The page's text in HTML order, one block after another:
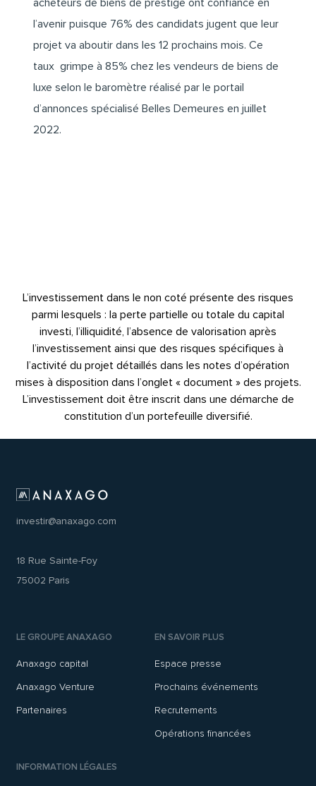
acheteurs de biens de prestige ont confiance en
l’avenir puisque 76% des candidats jugent que leur
projet va aboutir dans les 12 prochains mois. Ce
taux grimpe à 85% chez les vendeurs de biens de
luxe selon le baromètre réalisé par le portail
d’annonces spécialisé Belles Demeures en juillet
2022.
L’investissement dans le non coté présente des risques
parmi lesquels : la perte partielle ou totale du capital
investi, l’illiquidité, l’absence de valorisation après
l’investissement ainsi que des risques spécifiques à
l’activité du projet détaillés dans les notes d’opération
mises à disposition dans l’onglet « document » des projets.
L’investissement doit être inscrit dans une démarche de
constitution d’un portefeuille diversifié.
investir@anaxago.com
18 Rue Sainte-Foy
75002 Paris
LE GROUPE ANAXAGO
Anaxago capital
Anaxago Venture
Partenaires
EN SAVOIR PLUS
Espace presse
Prochains événements
Recrutements
Opérations financées
INFORMATION LÉGALES